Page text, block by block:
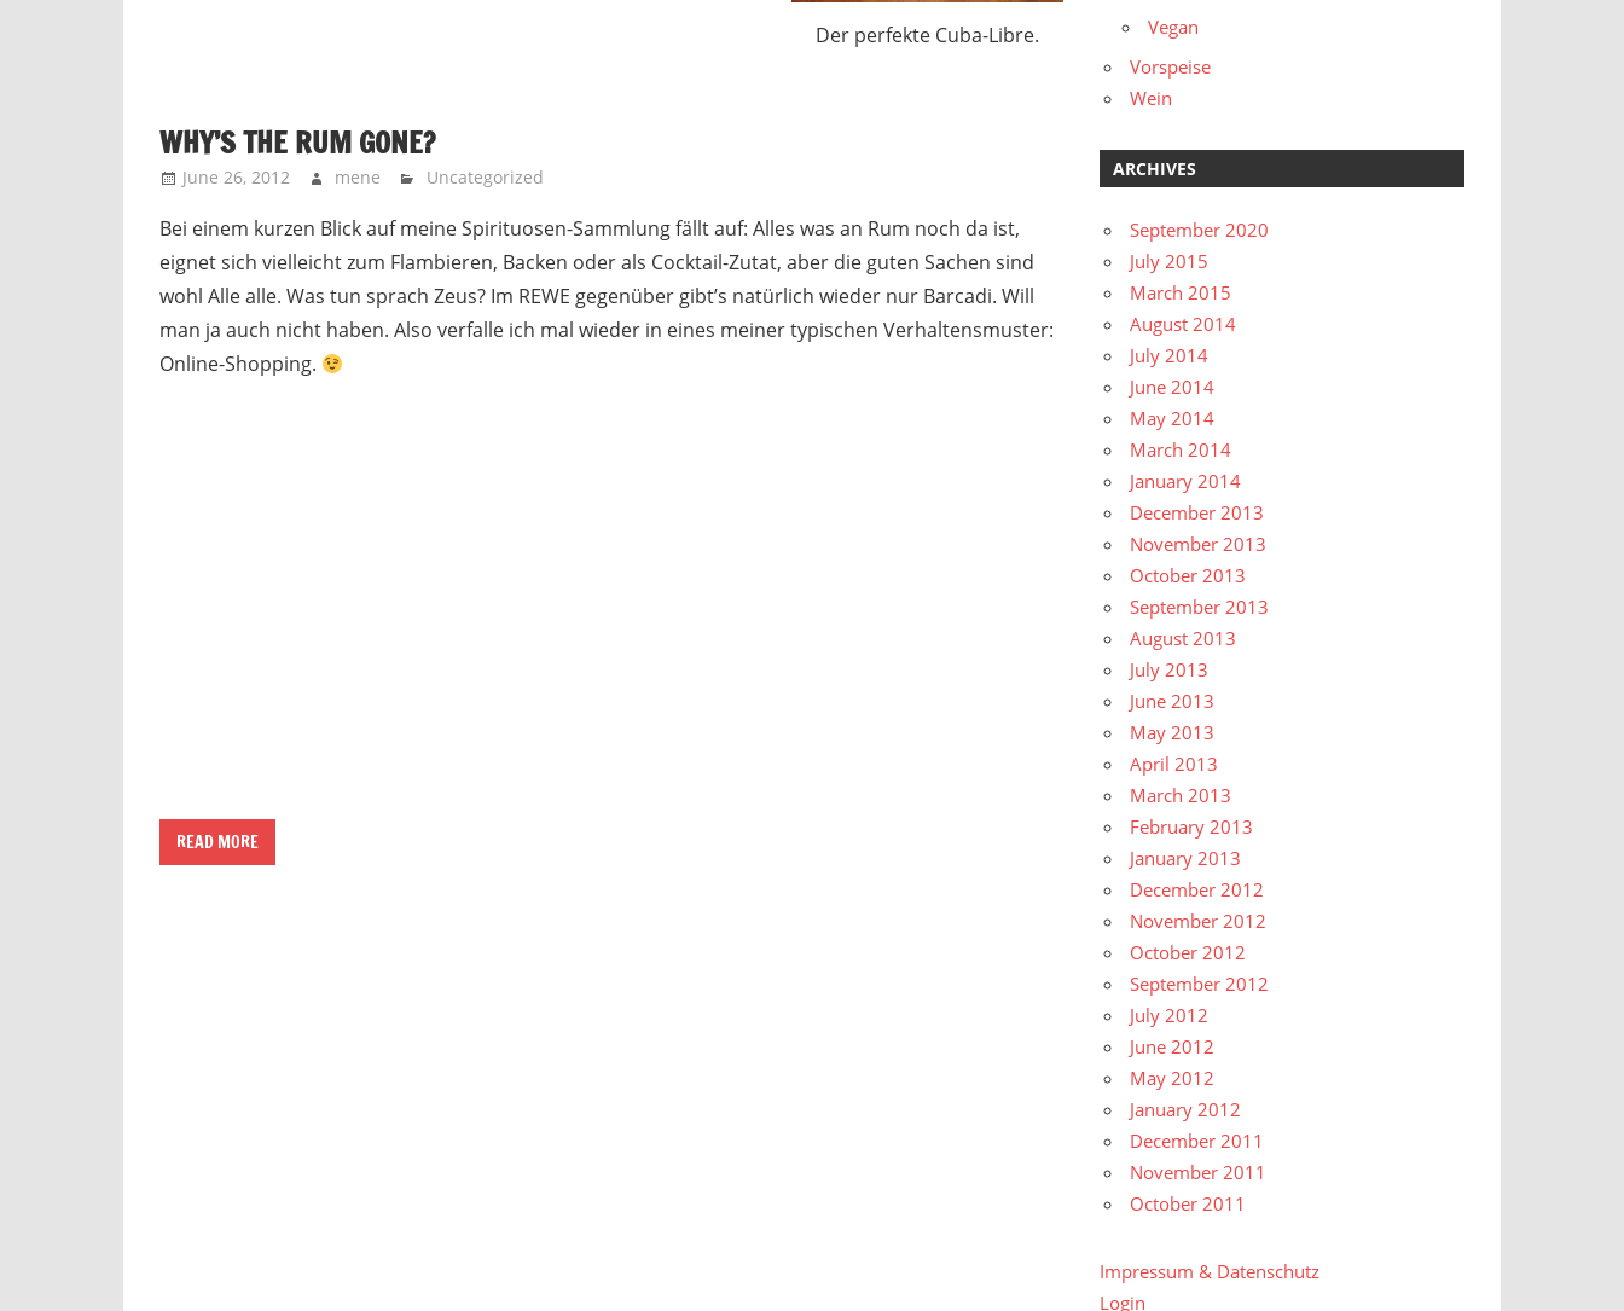
Der perfekte Cuba-Libre.
WHY’S THE RUM GONE?
June 26, 2012 mene Uncategorized
Bei einem kurzen Blick auf meine Spirituosen-Sammlung fällt auf: Alles was an Rum noch da ist,
eignet sich vielleicht zum Flambieren, Backen oder als Cocktail-Zutat, aber die guten Sachen sind
wohl Alle alle. Was tun sprach Zeus? Im REWE gegenüber gibt’s natürlich wieder nur Barcadi. Will
man ja auch nicht haben. Also verfalle ich mal wieder in eines meiner typischen Verhaltensmuster:
Online-Shopping.
READ MORE
Vegan
Vorspeise
Wein
ARCHIVES
September 2020
July 2015
March 2015
August 2014
July 2014
June 2014
May 2014
March 2014
January 2014
December 2013
November 2013
October 2013
September 2013
August 2013
July 2013
June 2013
May 2013
April 2013
March 2013
February 2013
January 2013
December 2012
November 2012
October 2012
September 2012
July 2012
June 2012
May 2012
January 2012
December 2011
November 2011
October 2011
Impressum & Datenschutz
Login